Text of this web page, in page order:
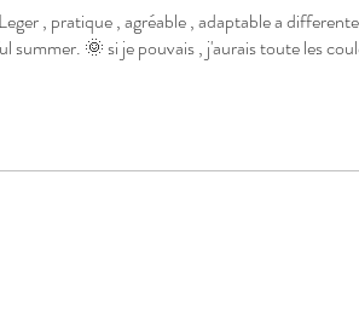
, pratique , agréable , adaptable a
summer. 🌞 si je pouvais , j'aurais toute les